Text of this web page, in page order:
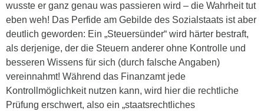
wusste er ganz genau was passieren wird – die Wahrheit tut
eben weh! Das Perfide am Gebilde des Sozialstaats ist aber
deutlich geworden: Ein „Steuersünder“ wird härter bestraft,
als derjenige, der die Steuern anderer ohne Kontrolle und
besseren Wissens für sich (durch falsche Angaben)
vereinnahmt! Während das Finanzamt jede
Kontrollmöglichkeit nutzen kann, wird hier die rechtliche
Prüfung erschwert, also ein „staatsrechtliches